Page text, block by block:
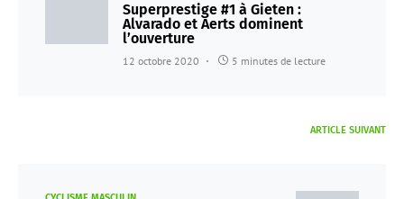
Superprestige #1 à Gieten :
Alvarado et Aerts dominent
l’ouverture
12 octobre 2020 5 minutes de lecture
ARTICLE SUIVANT